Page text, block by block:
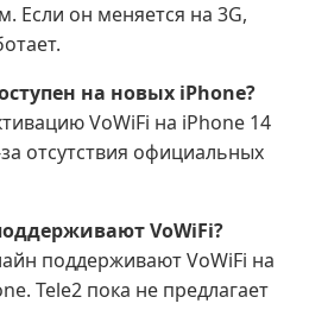
Если он меняется на 3G,
на новых iPhone?
VoWiFi на iPhone 14
отсутствия официальных
VoWiFi?
поддерживают VoWiFi на
Tele2 пока не предлагает